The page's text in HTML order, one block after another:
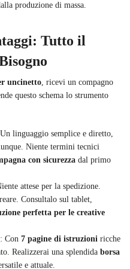
produzione di massa.
Tutto il
uncinetto, ricevi un compagno
questo schema lo strumento
linguaggio semplice e diretto,
Niente termini tecnici
con sicurezza dal primo
attese per la spedizione.
Consultalo sul tablet,
perfetta per le creative
: Con 7 pagine di istruzioni ricche
Realizzerai una splendida borsa
e attuale.